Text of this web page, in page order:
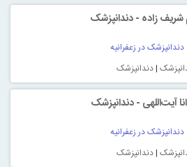
شريف زاده - دندانپزشک
دندانپزشک در زعفرانیه
|دندانپزشک
آیت‌اللهی - دندانپزشک
دندانپزشک در زعفرانیه
|دندانپزشک